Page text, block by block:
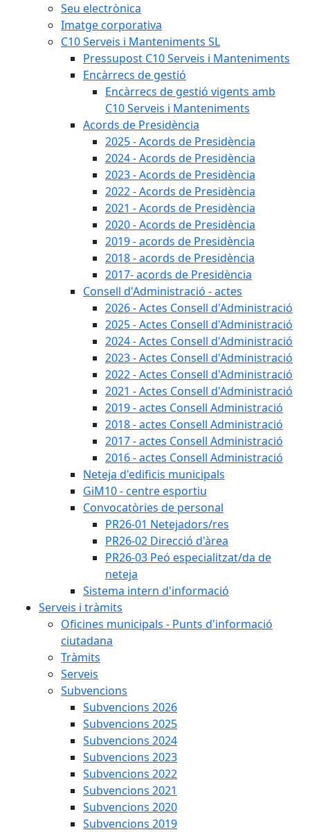
Seu electrònica
Imatge corporativa
C10 Serveis i Manteniments SL
Pressupost C10 Serveis i Manteniments
Encàrrecs de gestió
Encàrrecs de gestió vigents amb
C10 Serveis i Manteniments
Acords de Presidència
2025 - Acords de Presidència
2024 - Acords de Presidència
2023 - Acords de Presidència
2022 - Acords de Presidència
2021 - Acords de Presidència
2020 - Acords de Presidència
2019 - acords de Presidència
2018 - acords de Presidència
2017- acords de Presidència
Consell d'Administració - actes
2026 - Actes Consell d'Administració
2025 - Actes Consell d'Administració
2024 - Actes Consell d'Administració
2023 - Actes Consell d'Administració
2022 - Actes Consell d'Administració
2021 - Actes Consell d'Administració
2019 - actes Consell Administració
2018 - actes Consell Administració
2017 - actes Consell Administració
2016 - actes Consell Administració
Neteja d'edificis municipals
GiM10 - centre esportiu
Convocatòries de personal
PR26-01 Netejadors/res
PR26-02 Direcció d'àrea
PR26-03 Peó especialitzat/da de
neteja
Sistema intern d'informació
Serveis i tràmits
Oficines municipals - Punts d'informació
ciutadana
Tràmits
Serveis
Subvencions
Subvencions 2026
Subvencions 2025
Subvencions 2024
Subvencions 2023
Subvencions 2022
Subvencions 2021
Subvencions 2020
Subvencions 2019